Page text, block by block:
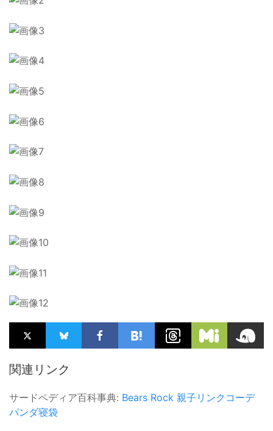
関連リンク
サードペディア百科事典: Bears Rock 親子リンクコーデ
パンダ寝袋